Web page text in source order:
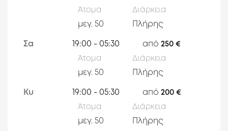
αρχιτεκτονικής παλιών καταστημάτων.
Άτομα
μεγ. 50
Διάρκεια
Πλήρης
Σα 19:00 - 05:30 από 250 €
Άτομα
μεγ. 50
Διάρκεια
Πλήρης
Κυ 19:00 - 05:30 από 200 €
Άτομα
μεγ. 50
Διάρκεια
Πλήρης